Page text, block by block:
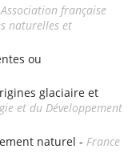
Association française
naturelles et
ou
glaciaire et
et du Développement
naturel - France